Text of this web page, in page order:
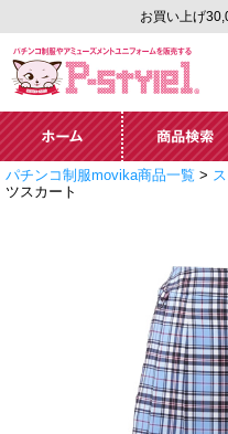
お買い上げ
ーズメントユニフォー
ム通販「P-style 1」.
ホーム 商品検索
パチンコ制服movika商品一覧 >
ツスカート